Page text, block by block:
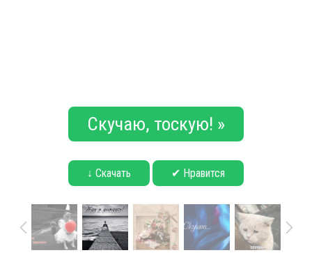
Скучаю, тоскую! »
↓ Скачать ✔ Нравится